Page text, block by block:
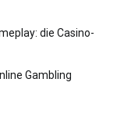
die Casino-
Gambling